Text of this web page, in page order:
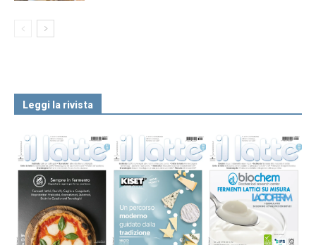
Leggi la rivista